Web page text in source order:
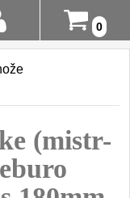
0
(mistr-